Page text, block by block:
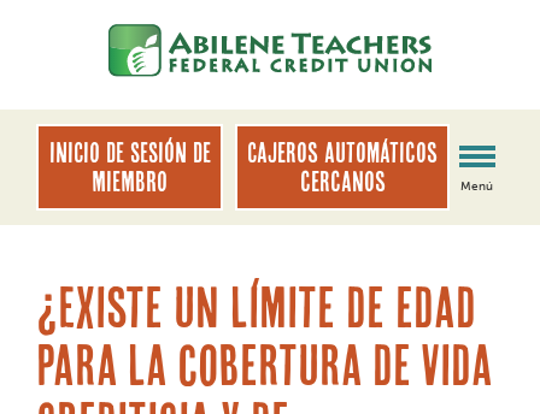
de
sesión
web
INICIO DE SESIÓN DE
MIEMBRO
Cajeros automáticos
cercanos
Menú
¿Existe un límite de edad
para la cobertura de vida